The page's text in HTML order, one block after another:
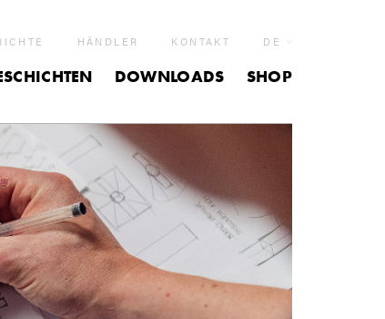
HÄNDLER KONTAKT DE
DOWNLOADS SHOP